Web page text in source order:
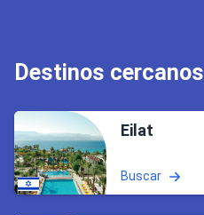
Destinos cercanos
Eilat
Buscar